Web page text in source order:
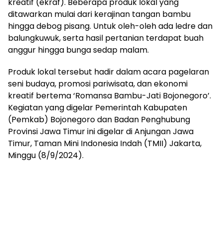
ditawarkan mulai dari kerajinan tangan bambu
hingga debog pisang. Untuk oleh-oleh ada ledre dan
balungkuwuk, serta hasil pertanian terdapat buah
anggur hingga bunga sedap malam.
Produk lokal tersebut hadir dalam acara pagelaran
seni budaya, promosi pariwisata, dan ekonomi
kreatif bertema ‘Romansa Bambu-Jati Bojonegoro’.
Kegiatan yang digelar Pemerintah Kabupaten
(Pemkab) Bojonegoro dan Badan Penghubung
Provinsi Jawa Timur ini digelar di Anjungan Jawa
Timur, Taman Mini Indonesia Indah (TMII) Jakarta,
Minggu (8/9/2024).